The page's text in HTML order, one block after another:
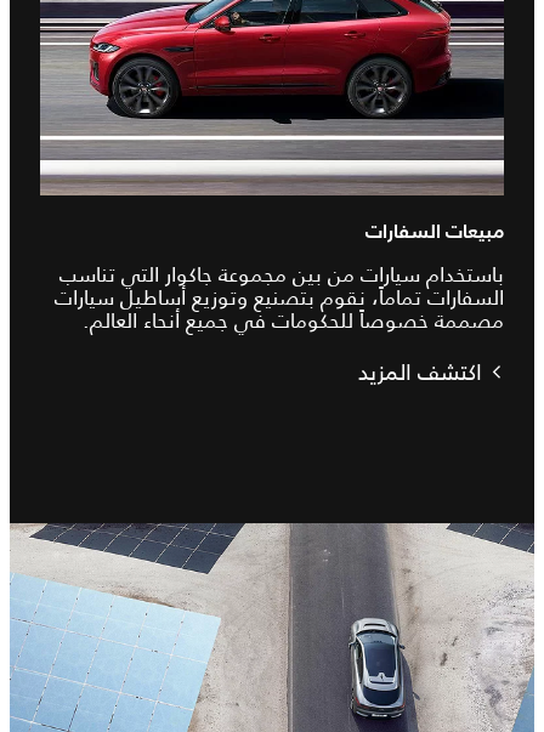
مبيعات السفارات
باستخدام سيارات من بين مجموعة جاكوار التي تناسب
السفارات تماماً، نقوم بتصنيع وتوزيع أساطيل سيارات
مصممة خصوصاً للحكومات في جميع أنحاء العالم.
اكتشف المزيد